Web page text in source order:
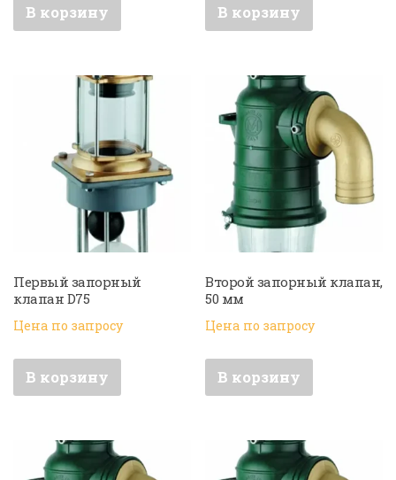
В корзину В корзину
Первый запорный
клапан D75
Цена по запросу
В корзину
Второй запорный клапан,
50 мм
Цена по запросу
В корзину